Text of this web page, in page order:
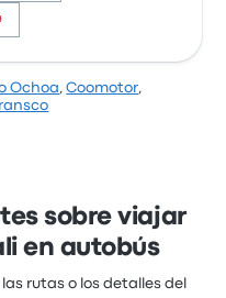
a Cali
cold. The toilet was
para llegar a cali
ha obtenido
mínimo 40 €
Ochoa,Coomotor,
sobre viajar
en autobús
rutas o los detalles del